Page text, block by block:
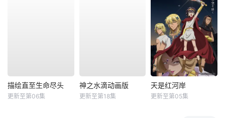
描绘直至生命尽头
更新至第06集
神之水滴动画版
更新至第18集
天是红河岸
更新至第05集